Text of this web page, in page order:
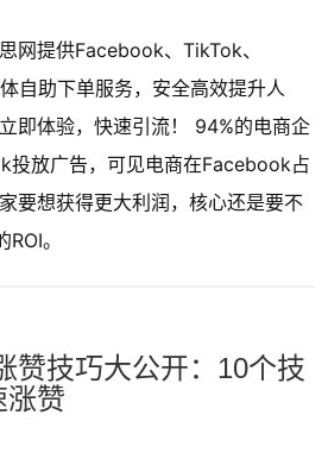
网提供Facebook、TikTok、
自助下单服务，安全高效提升人
即体验，快速引流！ 94%的电商企
投放广告，可见电商在Facebook占
要想获得更大利润，核心还是要不
。
赞技巧大公开：10个技
涨赞